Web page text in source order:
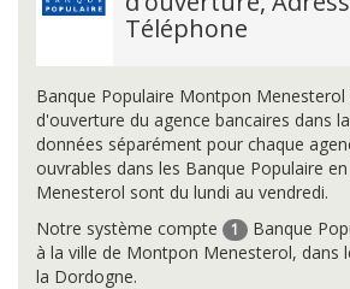
Téléphone
Banque Populaire Montpon Menesterol
d'ouverture du agence bancaires dans
données séparément pour chaque
ouvrables dans les Banque Populaire
Menesterol sont du lundi au vendredi.
Notre système compte
1
Banque
à la ville de Montpon Menesterol, dans
la Dordogne.